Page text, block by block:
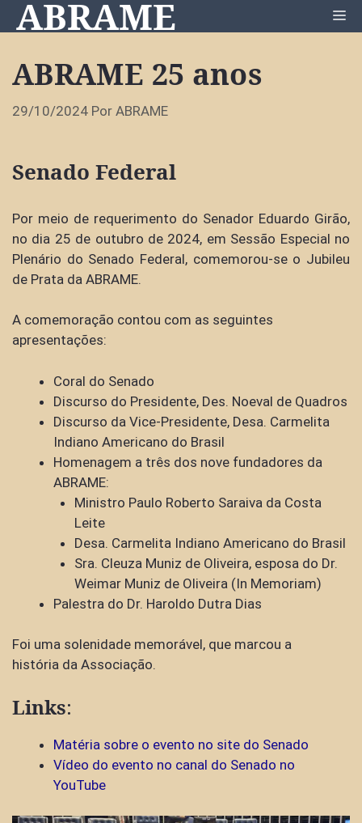
Pular
para
conteúdo
ABRAME
ABRAME 25 anos
29/10/2024 Por ABRAME
Senado Federal
Por meio de requerimento do Senador Eduardo Girão,
no dia 25 de outubro de 2024, em Sessão Especial no
Plenário do Senado Federal, comemorou-se o Jubileu
de Prata da ABRAME.
A comemoração contou com as seguintes
apresentações:
Coral do Senado
Discurso do Presidente, Des. Noeval de Quadros
Discurso da Vice-Presidente, Desa. Carmelita
Indiano Americano do Brasil
Homenagem a três dos nove fundadores da
ABRAME:
Ministro Paulo Roberto Saraiva da Costa
Leite
Desa. Carmelita Indiano Americano do Brasil
Sra. Cleuza Muniz de Oliveira, esposa do Dr.
Weimar Muniz de Oliveira (In Memoriam)
Palestra do Dr. Haroldo Dutra Dias
Foi uma solenidade memorável, que marcou a
história da Associação.
Links:
Matéria sobre o evento no site do Senado
Vídeo do evento no canal do Senado no
YouTube